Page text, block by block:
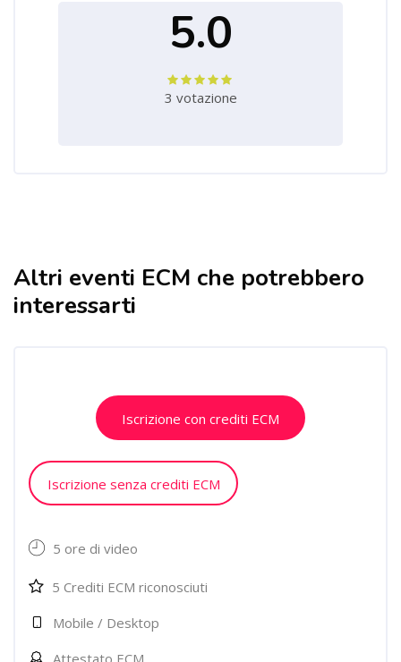
5.0
3 votazione
Salta [Cocoon] Related courses
Altri eventi ECM che potrebbero
interessarti
Iscrizione con crediti ECM
Iscrizione senza crediti ECM
5 ore di video
5 Crediti ECM riconosciuti
Mobile / Desktop
Attestato ECM